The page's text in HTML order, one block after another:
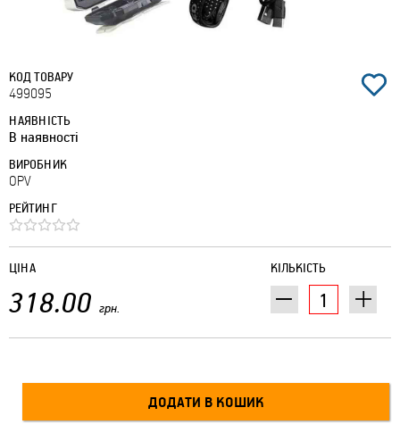
КОД ТОВАРУ
499095
НАЯВНІСТЬ
В наявності
ВИРОБНИК
OPV
РЕЙТИНГ
КІЛЬКІСТЬ
ЦІНА
318.00 грн.